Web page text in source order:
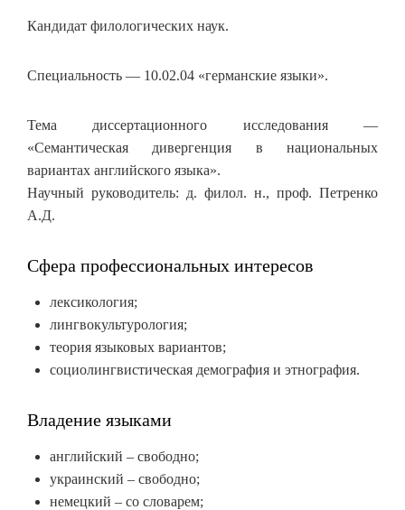
Кандидат филологических наук.
Специальность — 10.02.04 «германские языки».
Тема диссертационного исследования —
«Семантическая дивергенция в национальных
вариантах английского языка».
Научный руководитель: д. филол. н., проф. Петренко
А.Д.
Сфера профессиональных интересов
лексикология;
лингвокультурология;
теория языковых вариантов;
социолингвистическая демография и этнография.
Владение языками
английский – свободно;
украинский – свободно;
немецкий – со словарем;